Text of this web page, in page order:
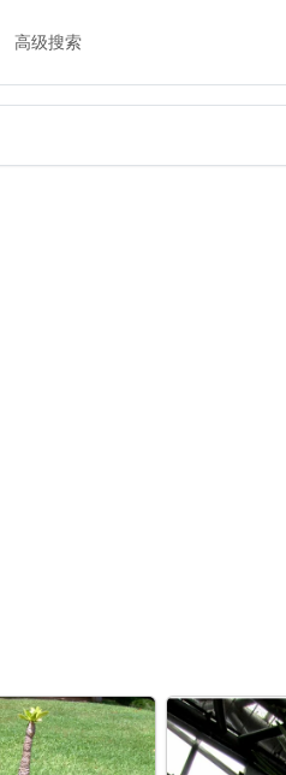
高级搜索